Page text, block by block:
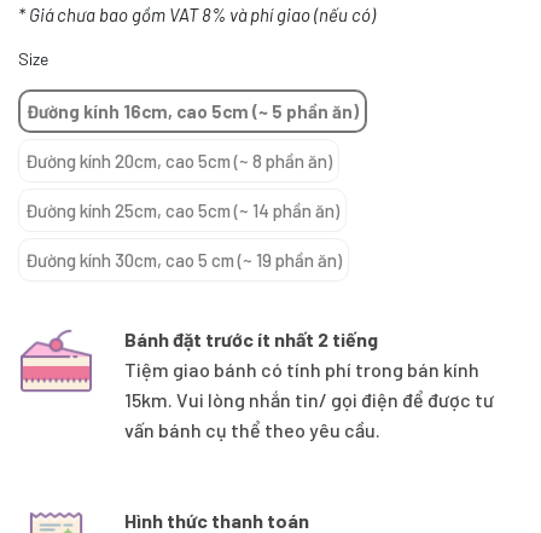
* Giá chưa bao gồm VAT 8% và phí giao (nếu có)
Size
Đường kính 16cm, cao 5cm (~ 5 phần ăn)
Đường kính 20cm, cao 5cm (~ 8 phần ăn)
Đường kính 25cm, cao 5cm (~ 14 phần ăn)
Đường kính 30cm, cao 5 cm (~ 19 phần ăn)
Bánh đặt trước ít nhất 2 tiếng
Tiệm giao bánh có tính phí trong bán kính
15km. Vui lòng nhắn tin/ gọi điện để được tư
vấn bánh cụ thể theo yêu cầu.
Hình thức thanh toán